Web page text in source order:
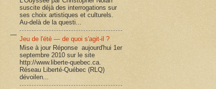
suscite déjà des interrogations sur
ses choix artistiques et culturels.
Au-delà de la questi...
Jeu de l'été — de quoi s'agit-il ?
Mise à jour Réponse aujourd'hui 1er
septembre 2010 sur le site
http://www.liberte-quebec.ca.
Réseau Liberté-Québec (RLQ)
dévoilen...